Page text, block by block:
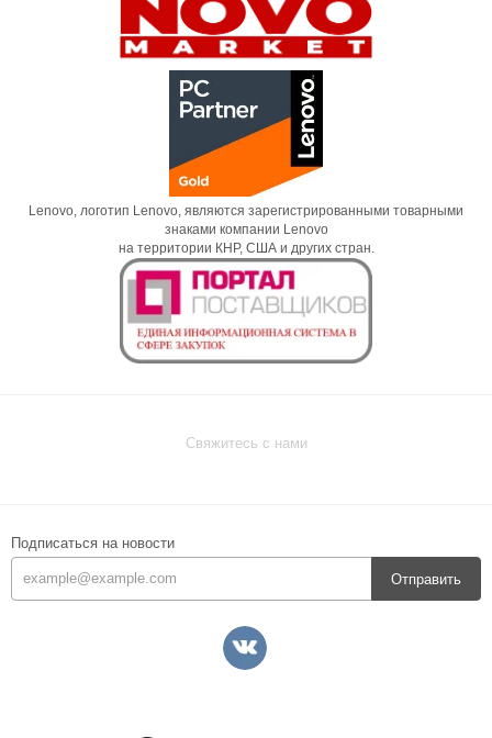
Lenovo, логотип Lenovo, являются зарегистрированными товарными
знаками компании Lenovo
на территории КНР, США и других стран.
Свяжитесь с нами
Подписаться на новости
Отправить